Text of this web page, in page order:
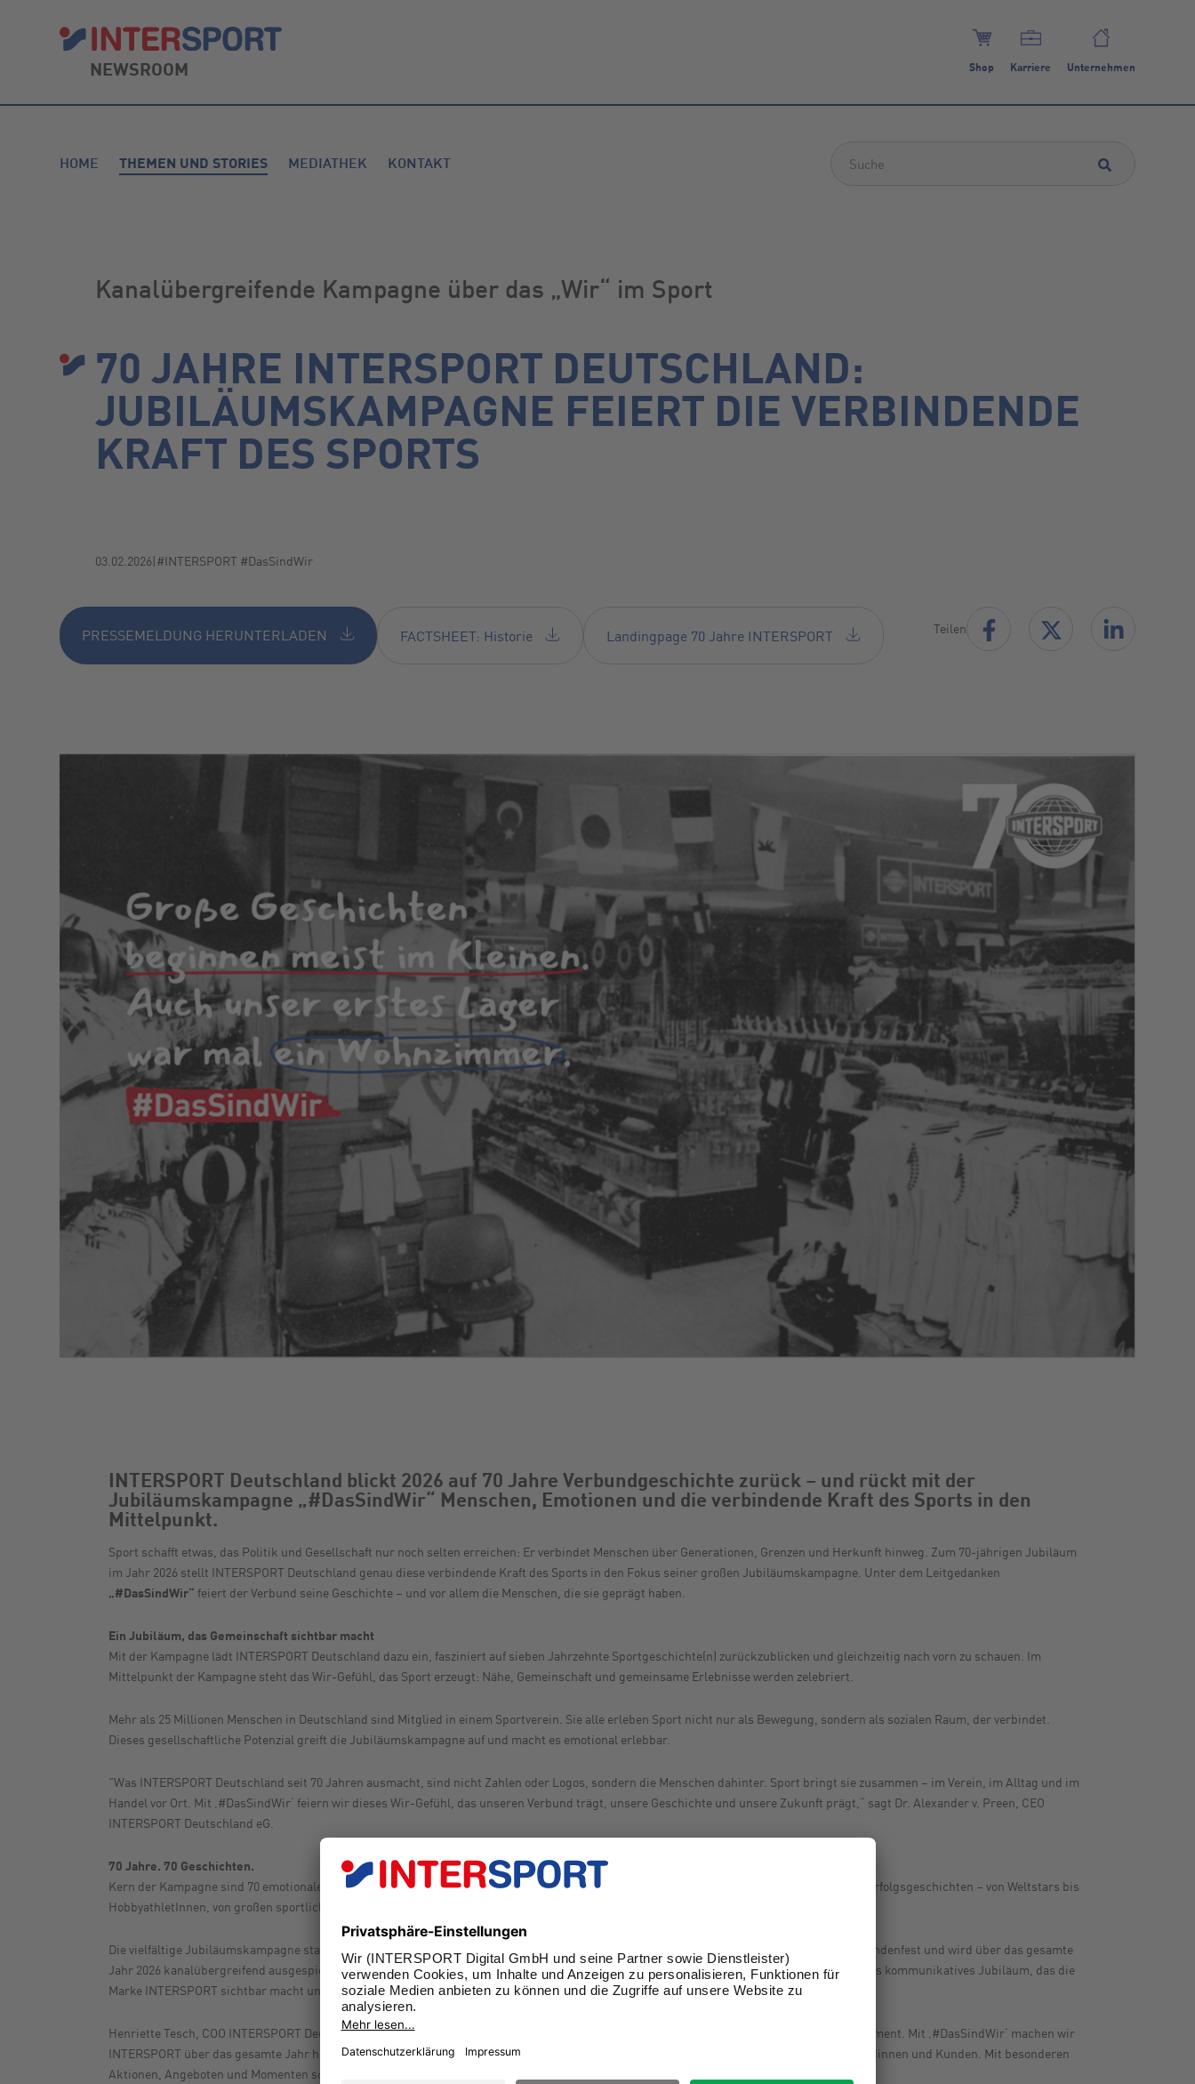
NEWSROOM Shop Karriere Unternehmen
HOME THEMEN UND STORIES MEDIATHEK KONTAKT
Kanalübergreifende Kampagne über das „Wir“ im Sport
70 JAHRE INTERSPORT DEUTSCHLAND:
JUBILÄUMSKAMPAGNE FEIERT DIE VERBINDENDE
KRAFT DES SPORTS
03.02.2026|#INTERSPORT #DasSindWir
PRESSEMELDUNG HERUNTERLADEN FACTSHEET: Historie Landingpage 70 Jahre INTERSPORT Teilen
INTERSPORT Deutschland blickt 2026 auf 70 Jahre Verbundgeschichte zurück – und rückt mit der
Jubiläumskampagne „#DasSindWir“ Menschen, Emotionen und die verbindende Kraft des Sports in den
Mittelpunkt.
Sport schafft etwas, das Politik und Gesellschaft nur noch selten erreichen: Er verbindet Menschen über Generationen, Grenzen und Herkunft hinweg. Zum 70-jährigen Jubiläum
im Jahr 2026 stellt INTERSPORT Deutschland genau diese verbindende Kraft des Sports in den Fokus seiner großen Jubiläumskampagne. Unter dem Leitgedanken
„#DasSindWir“ feiert der Verbund seine Geschichte – und vor allem die Menschen, die sie geprägt haben.
Ein Jubiläum, das Gemeinschaft sichtbar macht
Mit der Kampagne lädt INTERSPORT Deutschland dazu ein, fasziniert auf sieben Jahrzehnte Sportgeschichte(n) zurückzublicken und gleichzeitig nach vorn zu schauen. Im
Mittelpunkt der Kampagne steht das Wir-Gefühl, das Sport erzeugt: Nähe, Gemeinschaft und gemeinsame Erlebnisse werden zelebriert.
Mehr als 25 Millionen Menschen in Deutschland sind Mitglied in einem Sportverein. Sie alle erleben Sport nicht nur als Bewegung, sondern als sozialen Raum, der verbindet.
Dieses gesellschaftliche Potenzial greift die Jubiläumskampagne auf und macht es emotional erlebbar.
"Was INTERSPORT Deutschland seit 70 Jahren ausmacht, sind nicht Zahlen oder Logos, sondern die Menschen dahinter. Sport bringt sie zusammen – im Verein, im Alltag und im
Handel vor Ort. Mit ‚#DasSindWir‘ feiern wir dieses Wir-Gefühl, das unseren Verbund trägt, unsere Geschichte und unsere Zukunft prägt,“ sagt Dr. Alexander v. Preen, CEO
INTERSPORT Deutschland eG.
70 Jahre. 70 Geschichten.
Kern der Kampagne sind 70 emotionale Geschichten aus 70 Jahren INTERSPORT. Erzählt werden historische Momente ebenso wie aktuelle Erfolgsgeschichten – von Weltstars bis
HobbyathletInnen, von großen sportlichen Highlights bis zu persönlichen Erlebnissen im lokalen Fachhandel.
Die vielfältige Jubiläumskampagne startete am 23. Januar 2026, dem Jubiläumstag von INTERPSORT, zunächst mit einem großen Mitarbeitendenfest und wird über das gesamte
Jahr 2026 kanalübergreifend ausgespielt – unter anderem über TV, Radio, digitale Kanäle sowie am Point of Sale. So entsteht ein ganzjähriges kommunikatives Jubiläum, das die
Marke INTERSPORT sichtbar macht und zeigt, warum Sport für uns alle das Größte ist.
Henriette Tesch, COO INTERSPORT Deutschland eG, betont: „Unser Jubiläum ist weit mehr als ein Rückblick, es ist ein starkes Markenstatement. Mit ‚#DasSindWir‘ machen wir
INTERSPORT über das gesamte Jahr hinweg sichtbar und vor allem erlebbar: über alle Kanäle, im Handel vor Ort und im Alltag unserer Kundinnen und Kunden. Mit besonderen
Aktionen, Angeboten und Momenten schaffen wir Nähe und stärken unsere Marke nachhaltig.“